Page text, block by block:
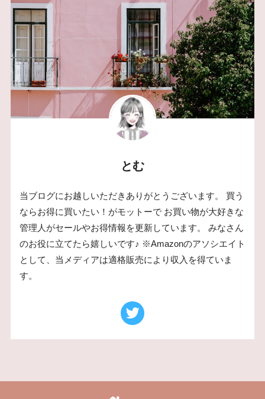
とむ
当ブログにお越しいただきありがとうございます。 買う
ならお得に買いたい！がモットーで お買い物が大好きな
管理人がセールやお得情報を更新しています。 みなさん
のお役に立てたら嬉しいです♪ ※Amazonのアソシエイト
として、当メディアは適格販売により収入を得ていま
す。